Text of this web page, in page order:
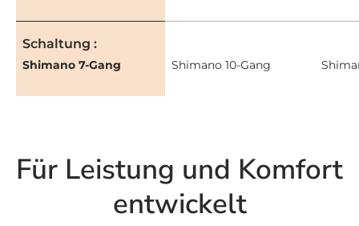
Schaltung
Shimano 7-Gang Shimano 10-Gang
Für Leistung und Komfort
entwickelt